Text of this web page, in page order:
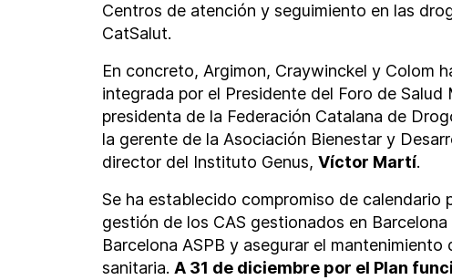
Centros de atención y seguimiento en las
CatSalut.
En concreto, Argimon, Craywinckel y Colom
integrada por el Presidente del Foro de Salud
presidenta de la Federación Catalana de
la gerente de la Asociación Bienestar y
director del Instituto Genus, Víctor Martí.
Se ha establecido compromiso de calendario
gestión de los CAS gestionados en
Barcelona ASPB y asegurar el
sanitaria. A 31 de diciembre por el Plan